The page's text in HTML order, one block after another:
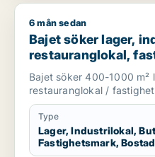
Bajet söker lager,
6 mån sedan
Bajet söker lager,
restauranglokal,
bostadsfastighet
Lomma, Lund eller
Bajet söker 400-1000
restauranglokal /
Type
Lager, Industrilokal,
Fastighetsmark,